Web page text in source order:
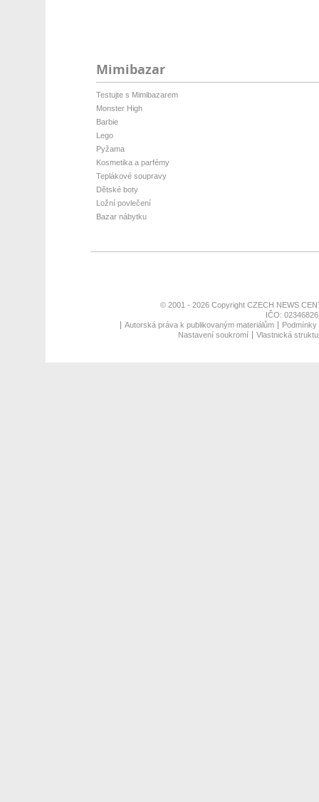
Mimibazar
Testujte s Mimibazarem
Monster High
Barbie
Lego
Pyžama
Kosmetika a parfémy
Teplákové soupravy
Dětské boty
Ložní povlečení
Bazar nábytku
© 2001 - 2026 Copyright CZECH NEWS
IČO:
Autorská práva k publikovaným materiálům
Nastavení soukromí
Vlastnická